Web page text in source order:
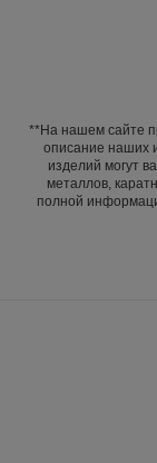
**На нашем сайте
описание наших
изделий могут
металлов,
полной